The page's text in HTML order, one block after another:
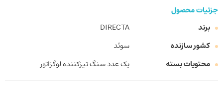
جزئیات محصول
برند
DIRECTA
کشور سازنده
سوئد
محتویات بسته
یک عدد سنگ تیزکننده لوگزاتور